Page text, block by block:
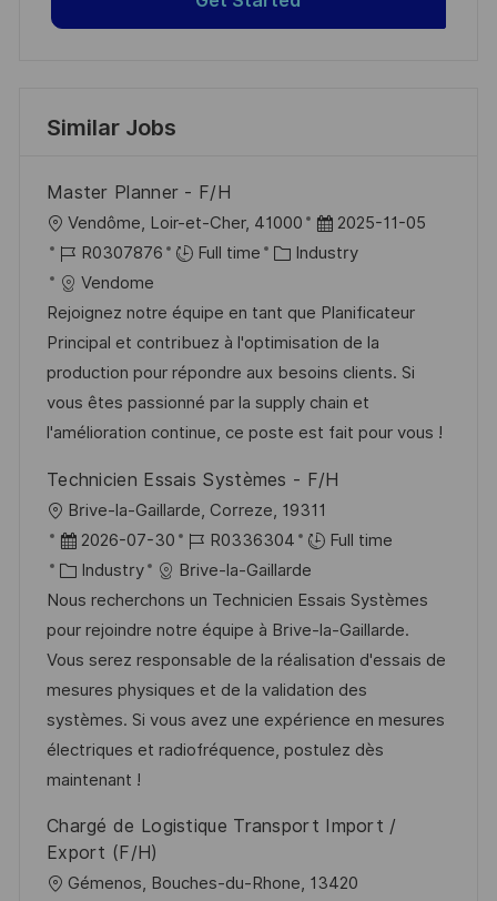
Similar Jobs
Master Planner - F/H
L
o
c
a
t
i
o
n
Vendôme, Loir-et-Cher, 41000
P
o
t
e
d
D
a
e
2025-11-05
J
o
b
I
d
R0307876 Full time
C
t
e
g
o
r
Industry
Vendome
Rejoignez notre équipe en tant que Planificateur
Principal et contribuez à l'optimisation de la
production pour répondre aux besoins clients. Si
vous êtes passionné par la supply chain et
l'amélioration continue, ce poste est fait pour vous !
Technicien Essais Systèmes - F/H
L
o
c
a
t
i
o
n
Brive-la-Gaillarde, Correze, 19311
P
o
s
t
e
d
D
a
t
2026-07-30
J
o
b
I
d
R0336304
Full time
C
a
t
e
g
o
r
y
Industry
Brive-la-Gaillarde
Nous recherchons un Technicien Essais Systèmes
pour rejoindre notre équipe à Brive-la-Gaillarde.
Vous serez responsable de la réalisation d'essais de
mesures physiques et de la validation des
systèmes. Si vous avez une expérience en mesures
électriques et radiofréquence, postulez dès
maintenant !
Chargé de Logistique Transport Import /
Export (F/H)
L
Gémenos, Bouches-du-Rhone, 13420